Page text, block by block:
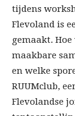
tijdens
Flevoland is
gemaakt.
maakbare
en welke
RUUMclub,
Flevolandse